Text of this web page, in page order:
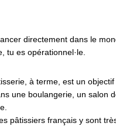
directement dans le
tu es opérationnel·le.
à terme, est un objectif
une boulangerie, un salon
pâtissiers français y sont